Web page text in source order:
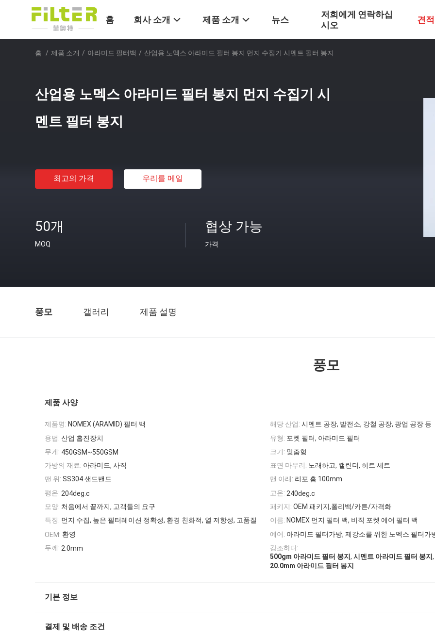
홈 회사 소개 제품 소개 뉴스
저희에게 연락하십
시오
견
홈 / 제품 소개 / 아라미드 필터백 / 산업용 노멕스 아라미드 필터 봉지 먼지 수집기 시멘트 필터 봉지
산업용 노멕스 아라미드 필터 봉지 먼지 수집기 시
멘트 필터 봉지
최고의 가격 우리를 메일
50개
MOQ
협상 가능
가격
풍모 갤러리 제품 설명
풍모
제품 사양
제품명: NOMEX (ARAMID) 필터 백 해당 산업: 시멘트 공장, 발전소, 강철 공장, 광업 공장 등
용법: 산업 흡진장치 유형: 포켓 필터, 아라미드 필터
무게: 450GSM~550GSM 크기: 맞춤형
가방의 재료: 아라미드, 사직 표면 마무리: 노래하고, 캘린더, 히트 세트
맨 위: SS304 샌드밴드 맨 아래: 리포 홈 100mm
평온: 204deg.c 고온: 240deg.c
모양: 처음에서 끝까지, 고객들의 요구 패키지: OEM 패키지,폴리백/카튼/자격화
특징: 먼지 수집, 높은 필터레이션 정확성, 환경 친화적, 열 저항성, 고품질 이름: NOMEX 먼지 필터 백, 비직 포켓 에어 필터 백
OEM: 환영 예어: 아라미드 필터가방, 제강소를 위한 노멕스 필터가
두께: 2.0mm
강조하다:
500gm 아라미드 필터 봉지 , 시멘트 아라미드 필터 봉지 ,
20.0mm 아라미드 필터 봉지
기본 정보
결제 및 배송 조건